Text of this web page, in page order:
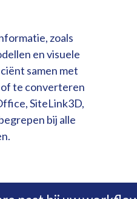
zoals
en visuele
samen met
te converteren
SiteLink3D,
bij alle